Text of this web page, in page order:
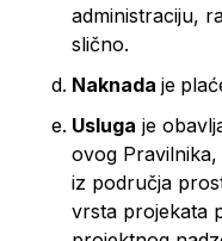
administraciju,
slično.
Naknada je
Usluga je
ovog
iz područja
vrsta projekata